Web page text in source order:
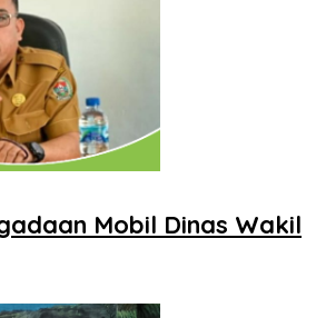
Mobil Dinas Wakil